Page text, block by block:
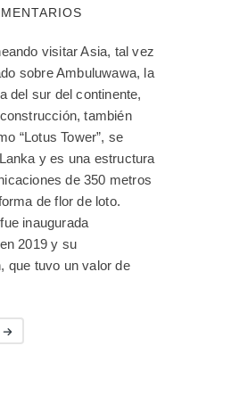
visitar Asia, tal vez
sobre Ambuluwawa, la
del sur del continente,
también
“Lotus Tower”, se
y es una estructura
de 350 metros
de flor de loto.
inaugurada
2019 y su
que tuvo un valor de